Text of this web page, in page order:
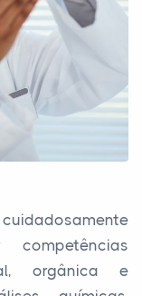
competências
orgânica e